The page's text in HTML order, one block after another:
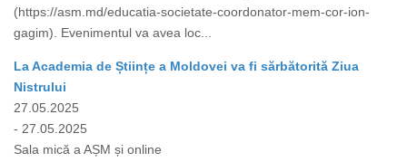
(https://asm.md/educatia-societate-coordonator-mem-cor-ion-
gagim). Evenimentul va avea loc...
La Academia de Științe a Moldovei va fi sărbătorită Ziua
Nistrului
27.05.2025
- 27.05.2025
Sala mică a AȘM și online